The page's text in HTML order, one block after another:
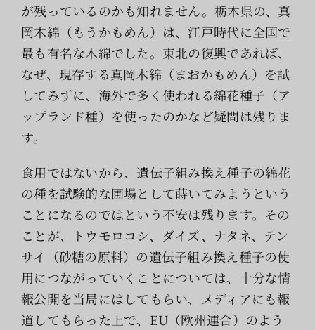
が残っているのかも知れません。栃木県の、真
岡木綿（もうかもめん）は、江戸時代に全国で
最も有名な木綿でした。東北の復興であれば、
なぜ、現存する真岡木綿（まおかもめん）を試
してみずに、海外で多く使われる綿花種子（ア
ップランド種）を使ったのかなど疑問は残りま
す。
食用ではないから、遺伝子組み換え種子の綿花
の種を試験的な圃場として蒔いてみようという
ことになるのではという不安は残ります。その
ことが、トウモロコシ、ダイズ、ナタネ、テン
サイ（砂糖の原料）の遺伝子組み換え種子の使
用につながっていくことについては、十分な情
報公開を当局にはしてもらい、メディアにも報
道してもらった上で、EU（欧州連合）のよう